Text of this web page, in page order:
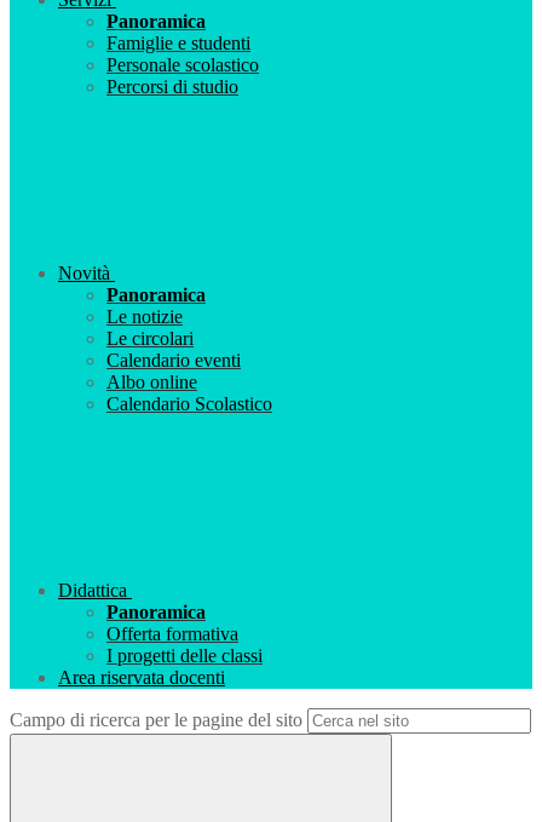
Panoramica
Famiglie e studenti
Personale scolastico
Percorsi di studio
Novità
Panoramica
Le notizie
Le circolari
Calendario eventi
Albo online
Calendario Scolastico
Didattica
Panoramica
Offerta formativa
I progetti delle classi
Area riservata docenti
Campo di ricerca per le pagine del sito